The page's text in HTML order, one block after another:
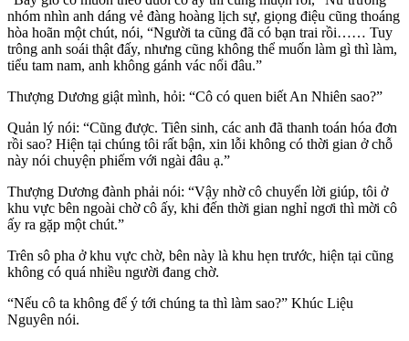
nhóm nhìn anh dáng vẻ đàng hoàng lịch sự, giọng điệu cũng thoáng
hòa hoãn một chút, nói, “Người ta cũng đã có bạn trai rồi…… Tuy
trông anh soái thật đấy, nhưng cũng không thể muốn làm gì thì làm,
tiểu tam nam, anh không gánh vác nổi đâu.”
Thượng Dương giật mình, hỏi: “Cô có quen biết An Nhiên sao?”
Quản lý nói: “Cũng được. Tiên sinh, các anh đã thanh toán hóa đơn
rồi sao? Hiện tại chúng tôi rất bận, xin lỗi không có thời gian ở chỗ
này nói chuyện phiếm với ngài đâu ạ.”
Thượng Dương đành phải nói: “Vậy nhờ cô chuyển lời giúp, tôi ở
khu vực bên ngoài chờ cô ấy, khi đến thời gian nghỉ ngơi thì mời cô
ấy ra gặp một chút.”
Trên sô pha ở khu vực chờ, bên này là khu hẹn trước, hiện tại cũng
không có quá nhiều người đang chờ.
“Nếu cô ta không để ý tới chúng ta thì làm sao?” Khúc Liệu
Nguyên nói.